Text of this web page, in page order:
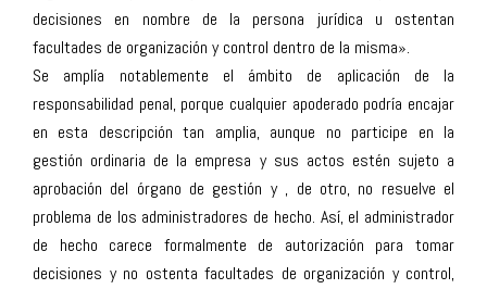
decisiones en nombre de la persona jurídica u ostentan
facultades de organización y control dentro de la misma».
Se amplía notablemente el ámbito de aplicación de la
responsabilidad penal, porque cualquier apoderado podría encajar
en esta descripción tan amplia, aunque no participe en la
gestión ordinaria de la empresa y sus actos estén sujeto a
aprobación del órgano de gestión y , de otro, no resuelve el
problema de los administradores de hecho. Así, el administrador
de hecho carece formalmente de autorización para tomar
decisiones y no ostenta facultades de organización y control,